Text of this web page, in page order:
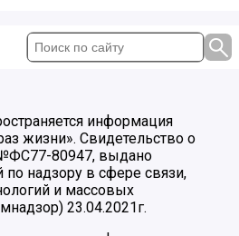
информация
жизни». Свидетельство о
80947, выдано
надзору в сфере связи,
и массовых
23.04.2021г.